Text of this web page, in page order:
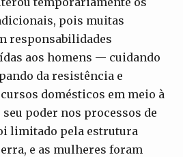
pois muitas
responsabilidades
aos homens — cuidando
da resistência e
domésticos em meio à
poder nos processos de
limitado pela estrutura
e as mulheres foram